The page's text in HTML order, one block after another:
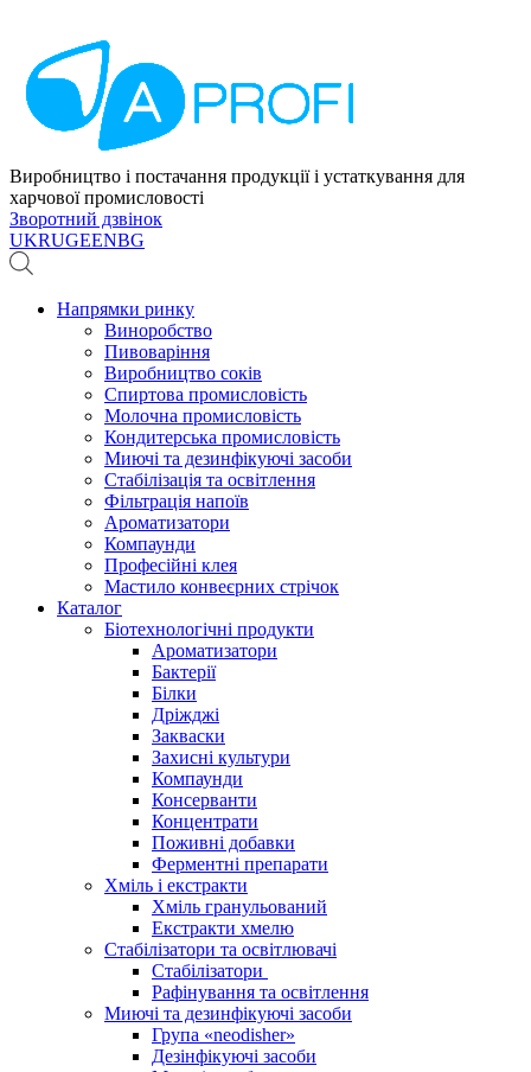
Виробництво і постачання продукції і устаткування для
харчової промисловості
Зворотний дзвінок
UKRUGEENBG
Напрямки ринку
Виноробство
Пивоваріння
Виробництво соків
Спиртова промисловість
Молочна промисловість
Кондитерська промисловість
Миючі та дезинфікуючі засоби
Стабілізація та освітлення
Фільтрація напоїв
Ароматизатори
Компаунди
Професійні клея
Мастило конвеєрних стрічок
Каталог
Біотехнологічні продукти
Ароматизатори
Бактерії
Білки
Дріжджі
Закваски
Захисні культури
Компаунди
Консерванти
Концентрати
Поживні добавки
Ферментні препарати
Хміль і екстракти
Хміль гранульований
Екстракти хмелю
Стабілізатори та освітлювачі
Стабілізатори
Рафінування та освітлення
Миючі та дезинфікуючі засоби
Група «neodisher»
Дезінфікуючі засоби